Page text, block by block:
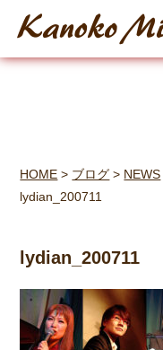
HOME > ブログ > NEWS
lydian_200711
lydian_200711